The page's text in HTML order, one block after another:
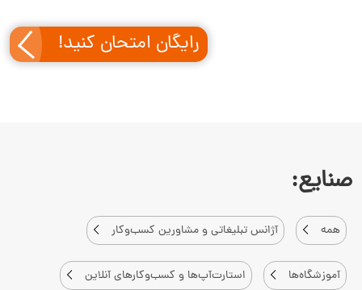
رایگان امتحان کنید!
صنایع:
همه آژانس تبلیغاتی و مشاورین کسب‌وکار
آموزشگاه‌ها استارت‌آپ‌ها و کسب‌وکارهای آنلاین